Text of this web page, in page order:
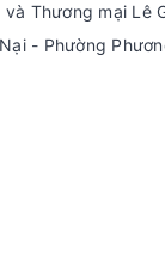
Thương mại Lê
- Phường